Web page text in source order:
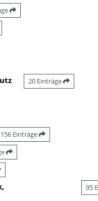
20 Einträge
156 Einträge
95